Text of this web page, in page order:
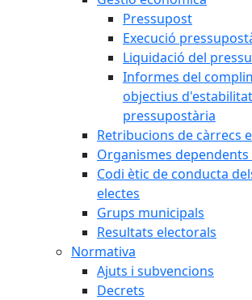
Pressupost
Execució
Liquidació del
Informes del
objectius d'estabilitat
pressupostària
Retribucions de càrrecs
Organismes
Codi ètic de conducta
electes
Grups municipals
Resultats electorals
Normativa
Ajuts i subvencions
Decrets